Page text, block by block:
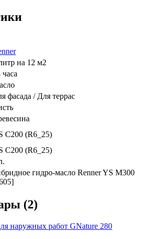
на 12 м2
часа
фасада / Для террас
C200 (R6_25)
C200 (R6_25)
гидро-масло Renner YS M300
(2)